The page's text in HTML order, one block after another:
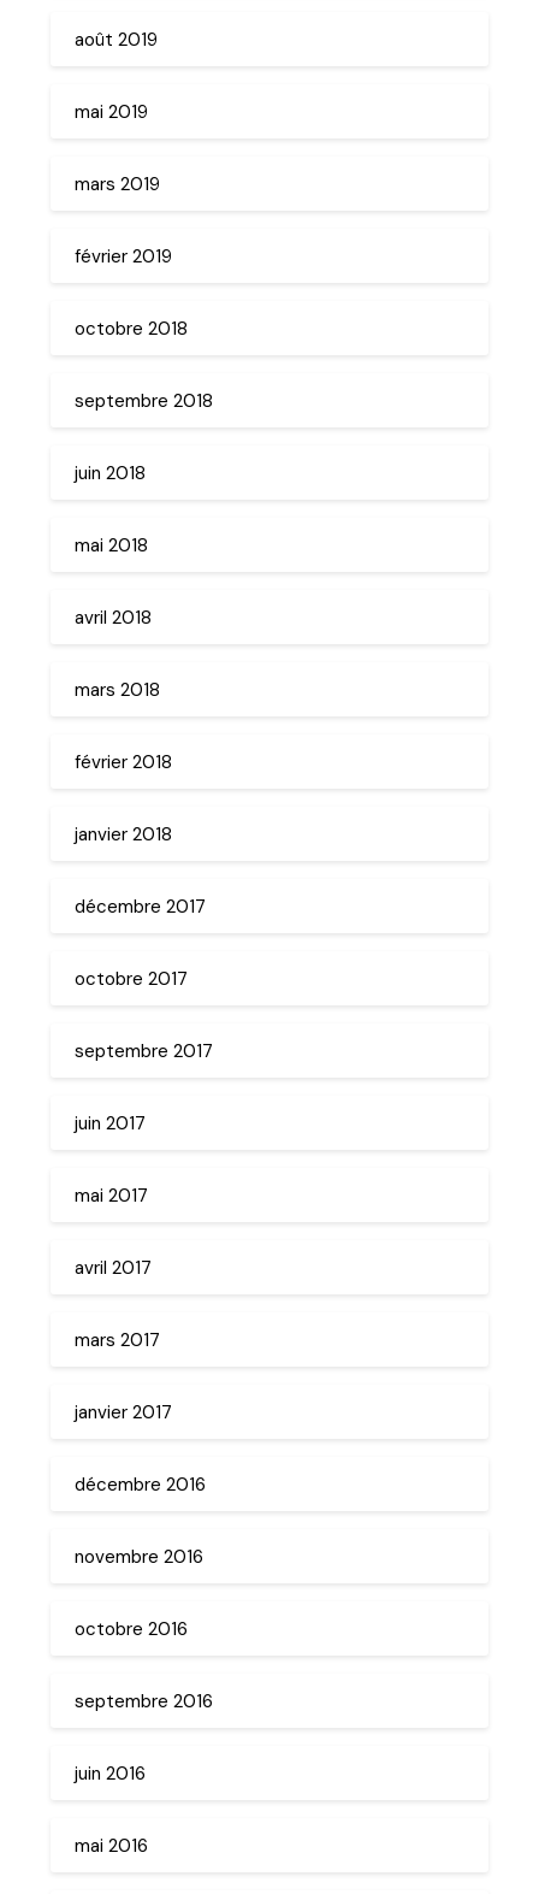
août 2019
mai 2019
mars 2019
février 2019
octobre 2018
septembre 2018
juin 2018
mai 2018
avril 2018
mars 2018
février 2018
janvier 2018
décembre 2017
octobre 2017
septembre 2017
juin 2017
mai 2017
avril 2017
mars 2017
janvier 2017
décembre 2016
novembre 2016
octobre 2016
septembre 2016
juin 2016
mai 2016